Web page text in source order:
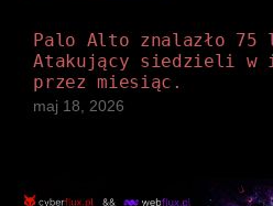
Palo Alto znalazło 75
Atakujący siedzieli w
przez miesiąc.
maj 18, 2026